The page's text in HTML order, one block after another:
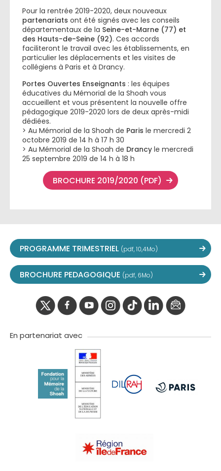
Pour la rentrée 2019-2020, deux nouveaux
partenariats ont été signés avec les conseils
départementaux de la Seine-et-Marne (77) et
des Hauts-de-Seine (92). Ces accords
faciliteront le travail avec les établissements, en
particulier les déplacements et les visites de
collégiens à Paris et à Drancy.
Portes Ouvertes Enseignants : les équipes
éducatives du Mémorial de la Shoah vous
accueillent et vous présentent la nouvelle offre
pédagogique 2019-2020 lors de deux après-midi
dédiées.
> Au Mémorial de la Shoah de Paris le mercredi 2
octobre 2019 de 14 h à 17 h 30
> Au Mémorial de la Shoah de Drancy le mercredi
25 septembre 2019 de 14 h à 18 h
BROCHURE 2019/2020 (PDF)
PROGRAMME TRIMESTRIEL (pdf, 10,4Mo)
BROCHURE PEDAGOGIQUE (pdf, 6Mo)
En partenariat avec